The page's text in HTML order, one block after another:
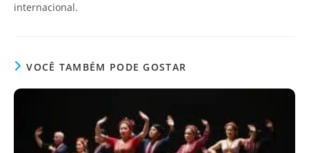
internacional.
VOCÊ TAMBÉM PODE GOSTAR